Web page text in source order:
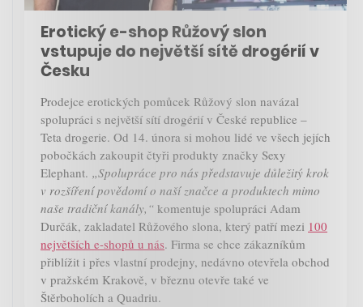
Erotický e-shop Růžový slon
vstupuje do největší sítě drogérií v
Česku
Prodejce erotických pomůcek Růžový slon navázal
spolupráci s největší sítí drogérií v České republice –
Teta drogerie. Od 14. února si mohou lidé ve všech jejích
pobočkách zakoupit čtyři produkty značky Sexy
Elephant. „Spolupráce pro nás představuje důležitý krok
v rozšíření povědomí o naší značce a produktech mimo
naše tradiční kanály,“ komentuje spolupráci Adam
Durčák, zakladatel Růžového slona, který patří mezi 100
největších e-shopů u nás. Firma se chce zákazníkům
přiblížit i přes vlastní prodejny, nedávno otevřela obchod
v pražském Krakově, v březnu otevře také ve
Štěrboholích a Quadriu.